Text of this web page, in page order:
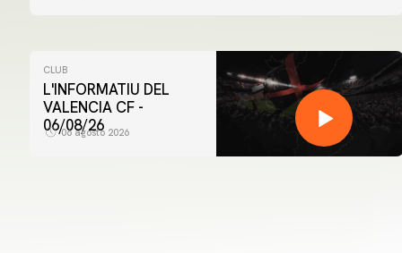
CLUB
L'INFORMATIU DEL
VALENCIA CF -
06/08/26
06 agosto 2026